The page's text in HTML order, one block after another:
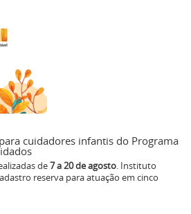
cuidadores infantis do Programa
de7 a 20 de agosto. Instituto
reserva para atuação em cinco